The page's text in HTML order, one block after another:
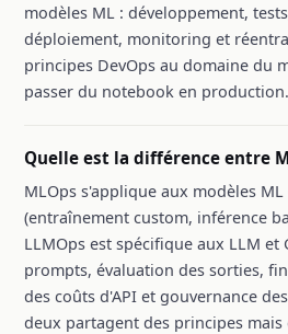
modèles ML : développement,
déploiement, monitoring et
principes DevOps au domaine du
passer du notebook en production.
Quelle est la différence entre
MLOps s'applique aux modèles ML
(entraînement custom, inférence
LLMOps est spécifique aux LLM et
prompts, évaluation des sorties,
des coûts d'API et gouvernance
deux partagent des principes